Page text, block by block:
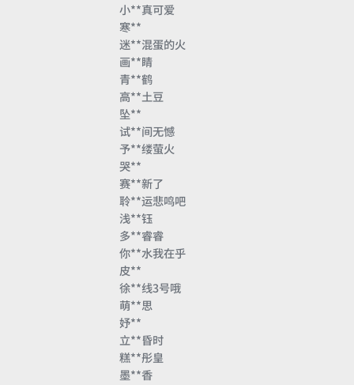
小**真可爱
寒**
迷**混蛋的火
画**睛
青**鹤
高**土豆
坠**
试**间无憾
予**缕萤火
哭**
赛**新了
聆**运悲鸣吧
浅**钰
多**睿睿
你**水我在乎
皮**
徐**线3号哦
萌**思
妤**
立**昏时
糕**彤皇
墨**香